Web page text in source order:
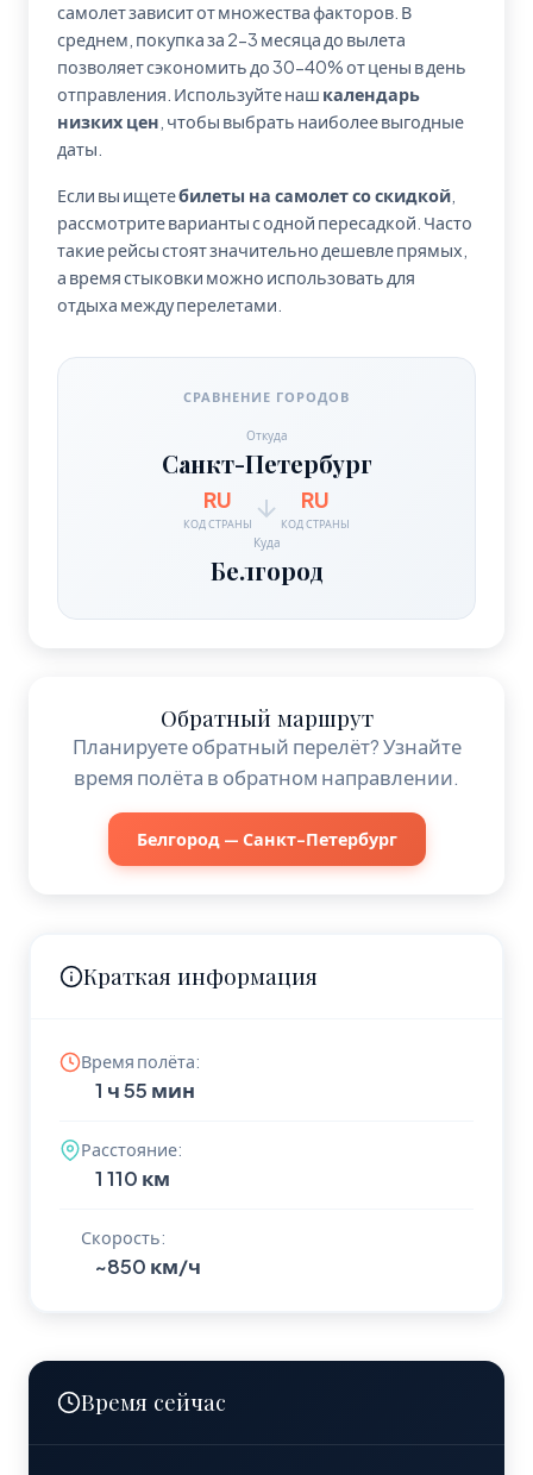
самолет зависит от множества факторов. В
среднем, покупка за 2-3 месяца до вылета
позволяет сэкономить до 30-40% от цены в день
отправления. Используйте наш календарь
низких цен , чтобы выбрать наиболее выгодные
даты.
Если вы ищетебилеты на самолет со скидкой
рассмотрите варианты с одной пересадкой. Часто
такие рейсы стоят значительно дешевле прямых,
а время стыковки можно использовать для
отдыха между перелетами.
СРАВНЕНИЕ ГОРОДОВ
Откуда
Санкт-Петербург
RU
КОД СТРАНЫ
RU
КОД СТРАНЫ
Куда
Белгород
Обратный маршрут
Планируете обратный перелёт? Узнайте
время полёта в обратном направлении.
Белгород — Санкт-Петербург
Краткая информация
Время полёта:
1 ч 55 мин
Расстояние:
1 110 км
Скорость:
~850 км/ч
Время сейчас